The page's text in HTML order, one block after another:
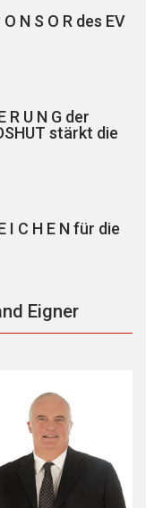
N S O R des EV
R U N G der
stärkt die
I C H E N für die
Eigner